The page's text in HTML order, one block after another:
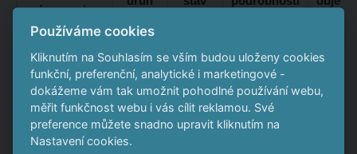
název emise
DISKONTCAR
RK 2026/2027
veřejná upsaná
zobrazit
prezentaci
Používáme cookies
Kliknutím na Souhlasím se vším budou uloženy cookies
funkční, preferenční, analytické i marketingové -
dokážeme vám tak umožnit pohodlné používání webu,
měřit funkčnost webu i vás cílit reklamou. Své
preference můžete snadno upravit kliknutím na
Nastavení cookies.